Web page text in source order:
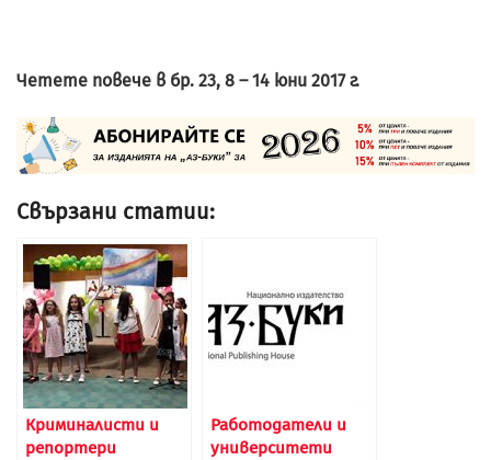
Четете повече в бр. 23, 8 – 14 юни 2017 г.
Свързани статии:
Криминалисти и
репортери
Работодатели и
университети